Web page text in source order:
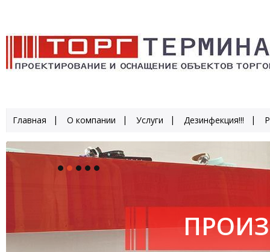
Главная О компании Услуги Дезинфекция!!!